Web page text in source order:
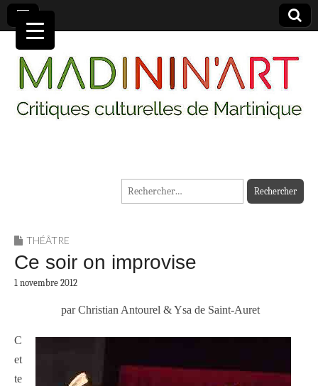
MADININ'ART
Rechercher :
THÉÂTRE
Ce soir on improvise
1 novembre 2012
par Christian Antourel & Ysa de Saint-Auret
C
et
te